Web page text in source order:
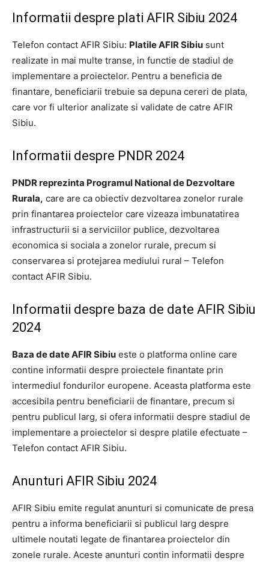
Informatii despre plati AFIR Sibiu 2024
Telefon contact AFIR Sibiu: Platile AFIR Sibiu sunt
realizate in mai multe transe, in functie de stadiul de
implementare a proiectelor. Pentru a beneficia de
finantare, beneficiarii trebuie sa depuna cereri de plata,
care vor fi ulterior analizate si validate de catre AFIR
Sibiu.
Informatii despre PNDR 2024
PNDR reprezinta Programul National de Dezvoltare
Rurala, care are ca obiectiv dezvoltarea zonelor rurale
prin finantarea proiectelor care vizeaza imbunatatirea
infrastructurii si a serviciilor publice, dezvoltarea
economica si sociala a zonelor rurale, precum si
conservarea si protejarea mediului rural – Telefon
contact AFIR Sibiu.
Informatii despre baza de date AFIR Sibiu
2024
Baza de date AFIR Sibiu este o platforma online care
contine informatii despre proiectele finantate prin
intermediul fondurilor europene. Aceasta platforma este
accesibila pentru beneficiarii de finantare, precum si
pentru publicul larg, si ofera informatii despre stadiul de
implementare a proiectelor si despre platile efectuate –
Telefon contact AFIR Sibiu.
Anunturi AFIR Sibiu 2024
AFIR Sibiu emite regulat anunturi si comunicate de presa
pentru a informa beneficiarii si publicul larg despre
ultimele noutati legate de finantarea proiectelor din
zonele rurale. Aceste anunturi contin informatii despre